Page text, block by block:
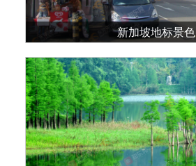
新加坡地标景色